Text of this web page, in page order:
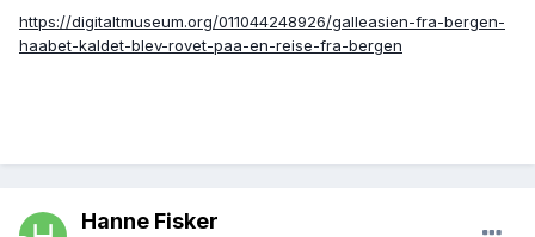
https://digitaltmuseum.org/011044248926/galleasien-fra-bergen-
haabet-kaldet-blev-rovet-paa-en-reise-fra-bergen
Hanne Fisker